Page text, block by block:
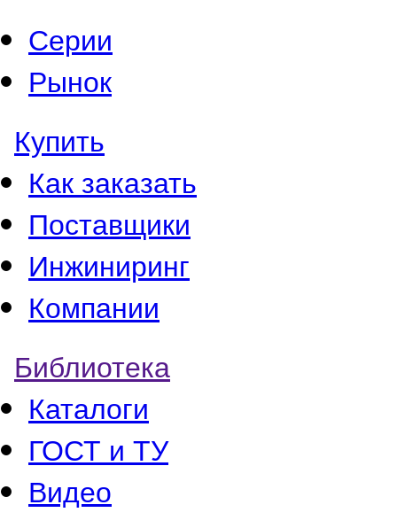
Серии
Рынок
Купить
Как заказать
Поставщики
Инжиниринг
Компании
Библиотека
Каталоги
ГОСТ и ТУ
Видео